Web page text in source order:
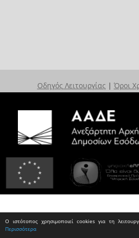
Ο ιστότοπος χρησιμοποιεί cookies για τη
Περισσότερα
Οδηγός Λειτουργίας | Όροι